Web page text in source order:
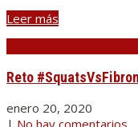
Leer más
Reto
enero 20, 2020